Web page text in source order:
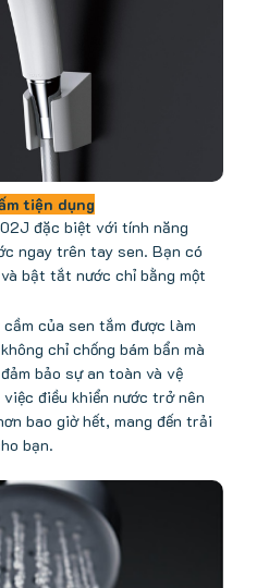
tiện dụng
đặc biệt với tính năng
ngay trên tay sen. Bạn có
bật tắt nước chỉ bằng một
của sen tắm được làm
chỉ chống bám bẩn mà
bảo sự an toàn và vệ
điều khiển nước trở nên
bao giờ hết, mang đến trải
bạn.